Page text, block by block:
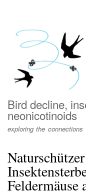
menu
Bird decline,
neonicotinoids
exploring the connections
Feldermäuse